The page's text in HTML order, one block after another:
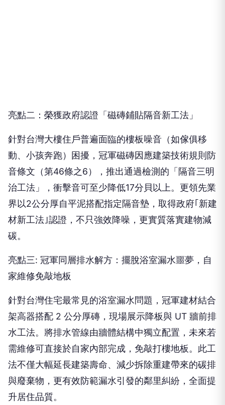
亮點二：榮獲政府認證「磁磚鋪貼隔音新工法」
針對台灣大樓住戶普遍面臨的樓板噪音（如傢俱移
動、小孩奔跑）困擾，冠軍磁磚因應建築技術規則防
音條文（第46條之6），推出通過檢測的「隔音三明
治工法」，衝擊音可至少降低17分貝以上。更領先業
界以2公分厚自平泥搭配指定隔音墊，取得政府｢新建
材新工法｣認證，不只強效降噪，更實質落實建物減
碳。
亮點三: 冠軍同層排水解方：擺脫浴室漏水噩夢，自
家維修免敲地板
針對台灣住宅最常見的浴室漏水問題，冠軍建材結合
架高器搭配 2 公分厚磚，現場展示降板與 UT 牆前排
水工法。將排水管線由牆體結構中獨立配置，未來若
需維修可直接於自家內部完成，免敲打樓地板。此工
法不僅大幅延長建築壽命、減少拆除重建帶來的碳排
與廢棄物，更有效防範漏水引發的鄰里糾紛，全面提
升居住品質。